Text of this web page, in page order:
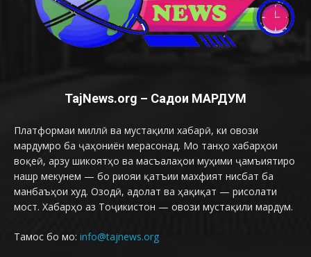
TajNews.org – Садои МАРДУМ
Платформаи миллӣ ва мустақили хабарӣ, ки овози
мардумро ба ҷаҳониён мерасонад. Мо танҳо хабарҳои
воқеӣ, арзу шикоятҳо ва масъалаҳои муҳими ҷамъиятиро
нашр мекунем — бо риояи қатъии махфият нисбат ба
манбаъҳои худ. Озодӣ, адолат ва ҳақиқат — рисолати
мост. Хабарҳо аз Тоҷикистон — овози мустақили мардум.
Тамос бо мо: info@tajnews.org